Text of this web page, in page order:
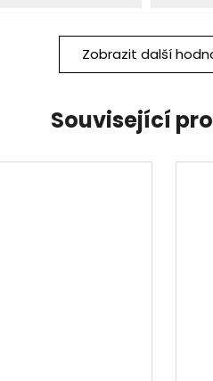
Zobrazit další
Související